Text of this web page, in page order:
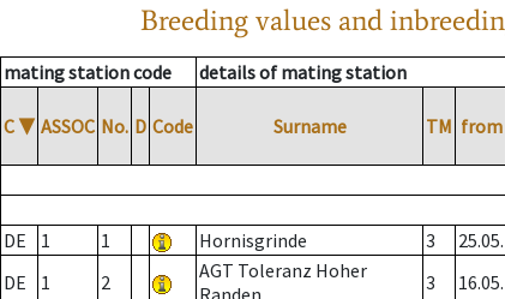
Breeding values and
mating station code details of mating station
C ▼ ASSOC No. D Code Surname TM from
DE
1 1 Hornisgrinde 3 25.05.
DE
1 2
AGT Toleranz Hoher
3 16.05.